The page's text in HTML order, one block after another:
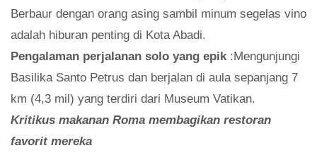
Berbaur dengan orang asing sambil minum segelas vino
adalah hiburan penting di Kota Abadi.
Pengalaman perjalanan solo yang epik :Mengunjungi
Basilika Santo Petrus dan berjalan di aula sepanjang 7
km (4,3 mil) yang terdiri dari Museum Vatikan.
Kritikus makanan Roma membagikan restoran
favorit mereka